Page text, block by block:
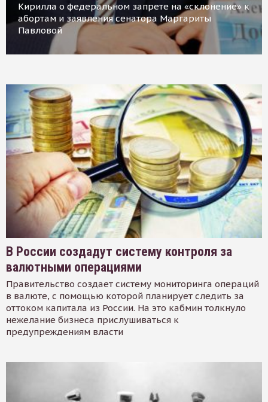
Кирилла о федеральном запрете на «склонение» к
абортам и заявления сенатора Маргариты
Павловой
В России создадут систему контроля за
валютными операциями
Правительство создает систему мониторинга операций
в валюте, с помощью которой планирует следить за
оттоком капитала из России. На это кабмин толкнуло
нежелание бизнеса прислушиваться к
предупреждениям власти